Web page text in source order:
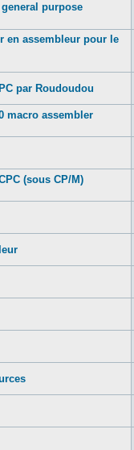
general purpose
en assembleur pour le
par Roudoudou
macro assembler
(sous CP/M)